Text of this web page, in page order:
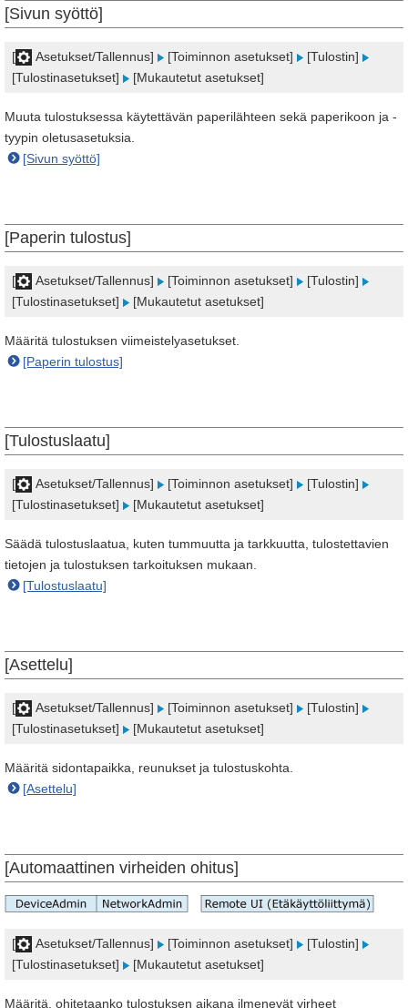
[Sivun syöttö]
[ Asetukset/Tallennus] [Toiminnon asetukset]
[Tulostin]
[Tulostinasetukset]
[Mukautetut asetukset]
Muuta tulostuksessa käytettävän paperilähteen sekä paperikoon ja -
tyypin oletusasetuksia.
[Sivun syöttö]
[Paperin tulostus]
[ Asetukset/Tallennus] [Toiminnon asetukset]
[Tulostin]
[Tulostinasetukset]
[Mukautetut asetukset]
Määritä tulostuksen viimeistelyasetukset.
[Paperin tulostus]
[Tulostuslaatu]
[ Asetukset/Tallennus] [Toiminnon asetukset]
[Tulostin]
[Tulostinasetukset]
[Mukautetut asetukset]
Säädä tulostuslaatua, kuten tummuutta ja tarkkuutta, tulostettavien
tietojen ja tulostuksen tarkoituksen mukaan.
[Tulostuslaatu]
[Asettelu]
[ Asetukset/Tallennus] [Toiminnon asetukset]
[Tulostin]
[Tulostinasetukset]
[Mukautetut asetukset]
Määritä sidontapaikka, reunukset ja tulostuskohta.
[Asettelu]
[Automaattinen virheiden ohitus]
[ Asetukset/Tallennus] [Toiminnon asetukset]
[Tulostin]
[Tulostinasetukset]
[Mukautetut asetukset]
Määritä, ohitetaanko tulostuksen aikana ilmenevät virheet